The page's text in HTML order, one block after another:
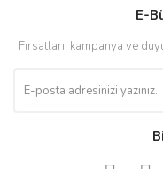
E-
Fırsatları, kampanya ve